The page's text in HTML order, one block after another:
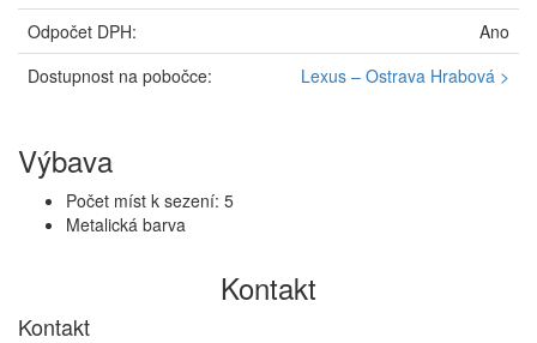
Odpočet DPH:
Ano
Dostupnost na pobočce:
Lexus – Ostrava Hrabová >
Výbava
Počet míst k sezení: 5
Metalická barva
Kontakt
Kontakt